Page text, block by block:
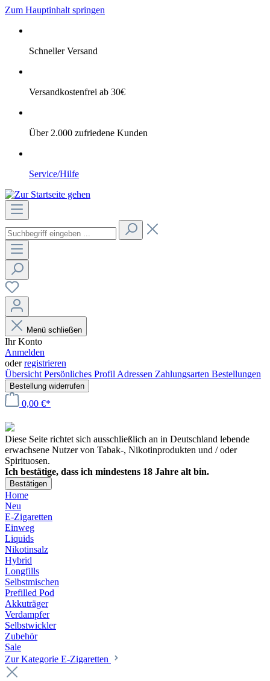
Zum Hauptinhalt springen
Schneller Versand
Versandkostenfrei ab 30€
Über 2.000 zufriedene Kunden
Service/Hilfe
Menü schließen
Ihr Konto
Anmelden
oderregistrieren
Übersicht Persönliches Profil Adressen Zahlungsarten Bestellungen
Bestellung widerrufen
0,00 €*
Diese Seite richtet sich ausschließlich an in Deutschland lebende
erwachsene Nutzer von Tabak-, Nikotinprodukten und / oder
Spirituosen.
Ich bestätige, dass ich mindestens 18 Jahre alt bin.
Bestätigen
Home
Neu
E-Zigaretten
Einweg
Liquids
Nikotinsalz
Hybrid
Longfills
Selbstmischen
Prefilled Pod
Akkuträger
Verdampfer
Selbstwickler
Zubehör
Sale
Zur Kategorie E-Zigaretten